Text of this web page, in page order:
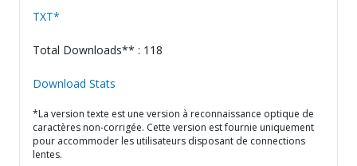
TXT*
Total Downloads** : 118
Download Stats
*La version texte est une version à reconnaissance optique de
caractères non-corrigée. Cette version est fournie uniquement
pour accommoder les utilisateurs disposant de connections
lentes.